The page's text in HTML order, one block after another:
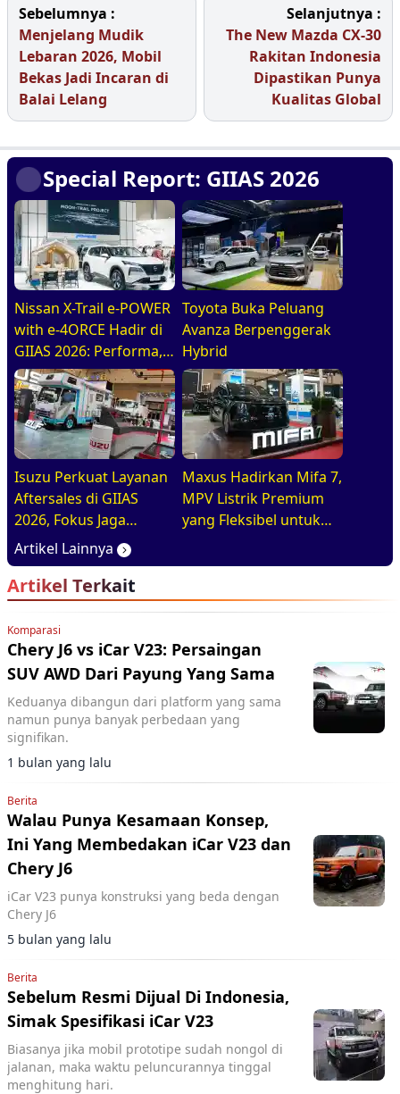
Sebelumnya :
Menjelang Mudik
Lebaran 2026, Mobil
Bekas Jadi Incaran di
Balai Lelang
Selanjutnya :
The New Mazda CX-30
Rakitan Indonesia
Dipastikan Punya
Kualitas Global
Special Report: GIIAS 2026
Nissan X-Trail e-POWER
with e-4ORCE Hadir di
GIIAS 2026: Performa,
Kenyamanan, dan
Teknologi Elektrifikasi
dalam Satu Paket
Toyota Buka Peluang
Avanza Berpenggerak
Hybrid
Isuzu Perkuat Layanan
Aftersales di GIIAS
2026, Fokus Jaga
Operasional Armada
Maxus Hadirkan Mifa 7,
MPV Listrik Premium
yang Fleksibel untuk
GIIAS 2026
Artikel Lainnya
Artikel Terkait
Komparasi
Chery J6 vs iCar V23: Persaingan
SUV AWD Dari Payung Yang Sama
Keduanya dibangun dari platform yang sama
namun punya banyak perbedaan yang
signifikan.
1 bulan yang lalu
Berita
Walau Punya Kesamaan Konsep,
Ini Yang Membedakan iCar V23 dan
Chery J6
iCar V23 punya konstruksi yang beda dengan
Chery J6
5 bulan yang lalu
Berita
Sebelum Resmi Dijual Di Indonesia,
Simak Spesifikasi iCar V23
Biasanya jika mobil prototipe sudah nongol di
jalanan, maka waktu peluncurannya tinggal
menghitung hari.